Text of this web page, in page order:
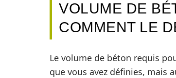
VOLUME DE
COMMENT LE
Le volume de béton requis
que vous avez définies, mais